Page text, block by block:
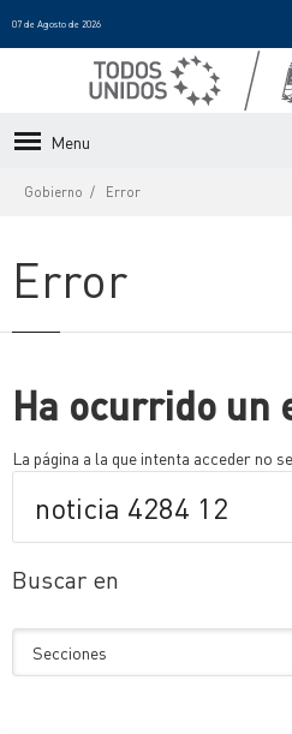
07 de Agosto de 2026
Menu
Gobierno Error
Error
Ha ocurrido un
La página a la que intenta acceder no
Buscar en